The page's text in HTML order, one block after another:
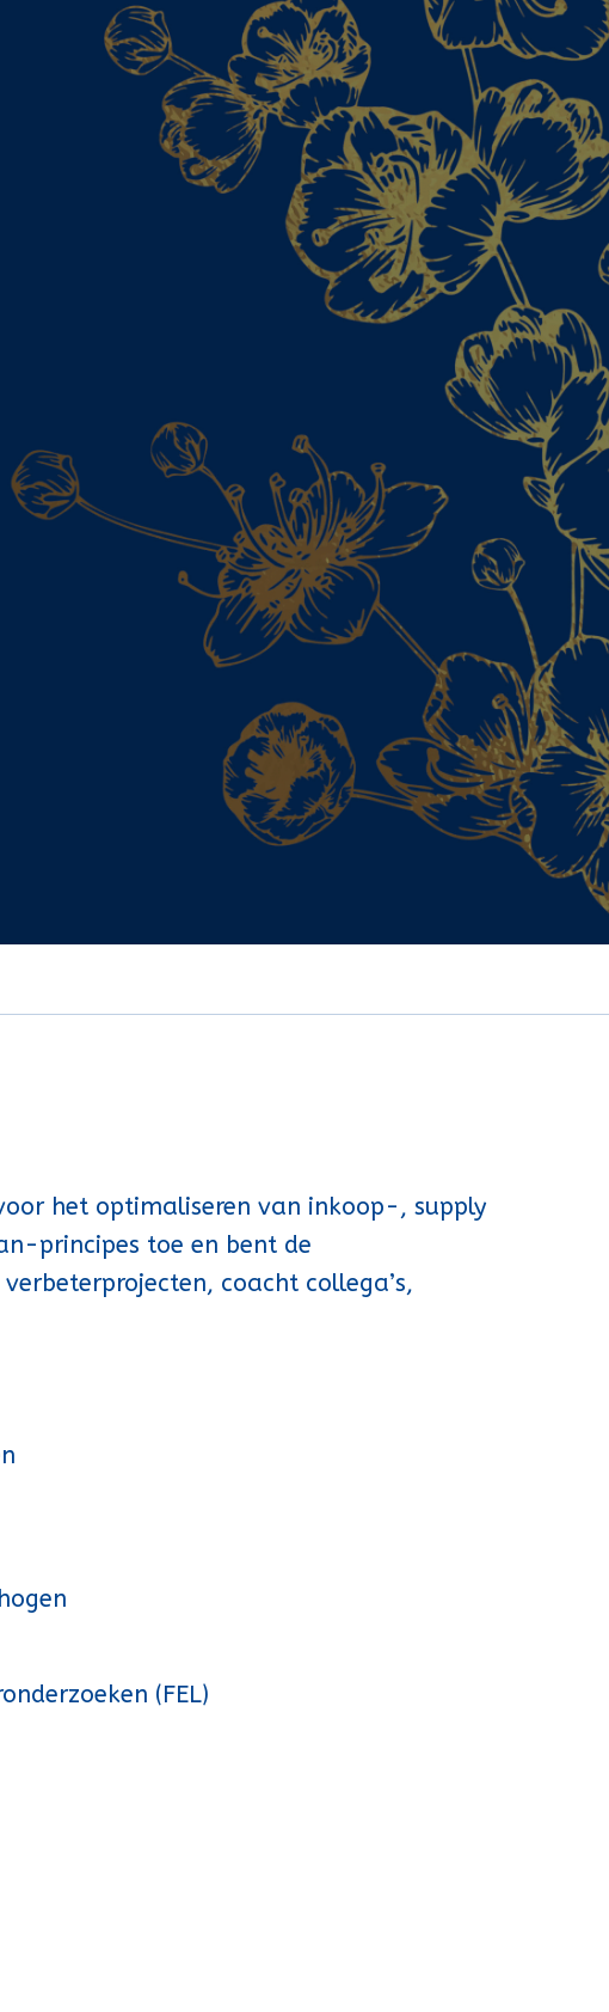
het optimaliseren van inkoop-, supply
principes toe en bent de
coacht collega’s,
(FEL)